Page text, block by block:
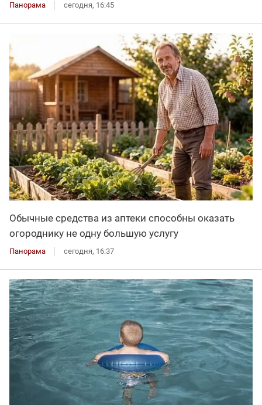
Панорама сегодня, 16:45
Обычные средства из аптеки способны оказать
огороднику не одну большую услугу
Панорама сегодня, 16:37